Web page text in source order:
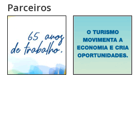
Parceiros